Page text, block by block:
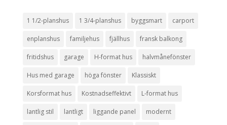
1 1/2-planshus 1 3/4-planshus byggsmart carport
enplanshus familjehus fjällhus fransk balkong
fritidshus garage H-format hus halvmånefönster
Hus med garage höga fönster Klassiskt
Korsformat hus Kostnadseffektivt L-format hus
lantlig stil lantligt liggande panel modernt